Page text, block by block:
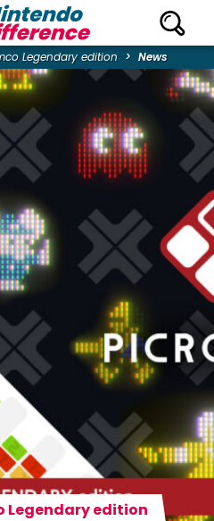
Legendary edition News
Legendary edition